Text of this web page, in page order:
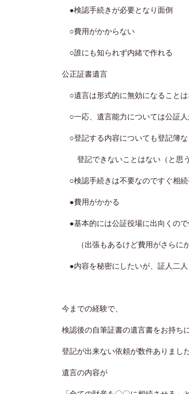
●検認手続きが必要となり面倒
○費用がかからない
○誰にも知られず内緒で作れる
公正証書遺言
○遺言は形式的に無効になることは
○一応、遺言能力については公証
○登記する内容についても登記簿
登記できないことはない（と思う
○検認手続きは不要なのですぐ相
●費用がかかる
●基本的には公証役場に出向くの
（出張もあるけど費用がさらにか
●内容を秘密にしたいが、証人二人
今までの経験で、
検認後の自筆証書の遺言書をお持ち
登記が出来ない依頼が数件ありました
遺言の内容が